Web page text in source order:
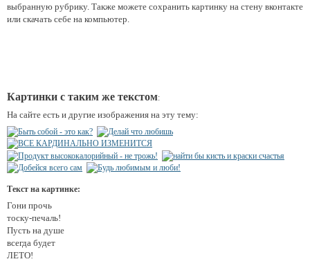
выбранную рубрику. Также можете сохранить картинку на стену вконтакте
или скачать себе на компьютер.
Картинки с таким же текстом:
На сайте есть и другие изображения на эту тему:
Текст на картинке:
Гони прочь
тоску-печаль!
Пусть на душе
всегда будет
ЛЕТО!